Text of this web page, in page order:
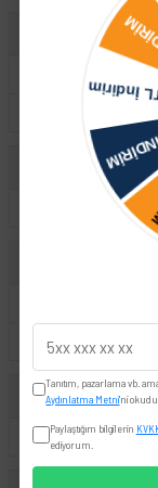
Sharan
Ibiza
Tanıtım, pazarlama vb.
Aydınlatma Metni'ni
Paylaştığım bilgilerin
ediyorum.